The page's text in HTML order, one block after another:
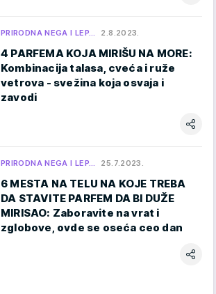
PRIRODNA NEGA I LEP… 2.8.2023.
4 PARFEMA KOJA MIRIŠU NA MORE:
Kombinacija talasa, cveća i ruže
vetrova - svežina koja osvaja i
zavodi
PRIRODNA NEGA I LEP… 25.7.2023.
6 MESTA NA TELU NA KOJE TREBA
DA STAVITE PARFEM DA BI DUŽE
MIRISAO: Zaboravite na vrat i
zglobove, ovde se oseća ceo dan